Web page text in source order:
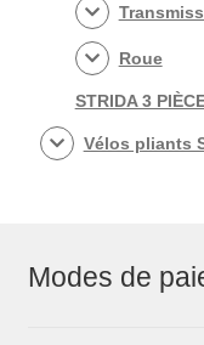
Roue
STRIDA 3
Vélos pliants
Modes de